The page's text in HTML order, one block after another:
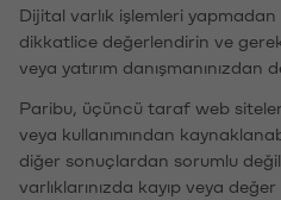
Dijital varlık işlemleri
dikkatlice değerlendirin ve
veya yatırım danışmanınızdan
Paribu, üçüncü taraf web
veya kullanımından
diğer sonuçlardan sorumlu
varlıklarınızda kayıp veya